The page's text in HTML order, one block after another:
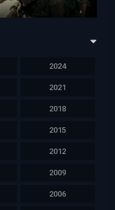
2024
2021
2018
2015
2012
2009
2006